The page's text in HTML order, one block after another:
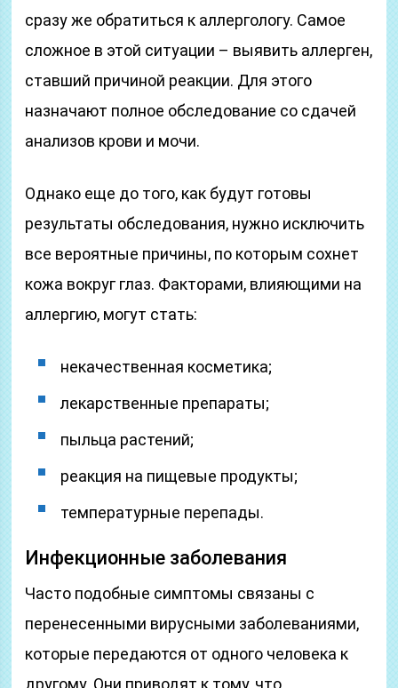
сразу же обратиться к аллергологу. Самое
сложное в этой ситуации – выявить аллерген,
ставший причиной реакции. Для этого
назначают полное обследование со сдачей
анализов крови и мочи.
Однако еще до того, как будут готовы
результаты обследования, нужно исключить
все вероятные причины, по которым сохнет
кожа вокруг глаз. Факторами, влияющими на
аллергию, могут стать:
некачественная косметика;
лекарственные препараты;
пыльца растений;
реакция на пищевые продукты;
температурные перепады.
Инфекционные заболевания
Часто подобные симптомы связаны с
перенесенными вирусными заболеваниями,
которые передаются от одного человека к
другому. Они приводят к тому, что